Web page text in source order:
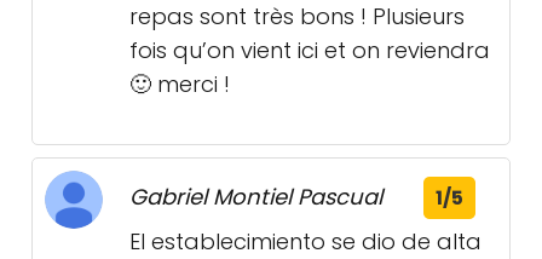
repas sont très bons ! Plusieurs
fois qu’on vient ici et on reviendra
🙂 merci !
Gabriel Montiel Pascual 1/5
El establecimiento se dio de alta